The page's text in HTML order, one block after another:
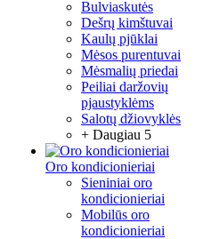
Bulviaskutės
Dešrų kimštuvai
Kaulų pjūklai
Mėsos purentuvai
Mėsmalių priedai
Peiliai daržovių
pjaustyklėms
Salotų džiovyklės
+ Daugiau 5
Oro kondicionieriai
Sieniniai oro
kondicionieriai
Mobilūs oro
kondicionieriai